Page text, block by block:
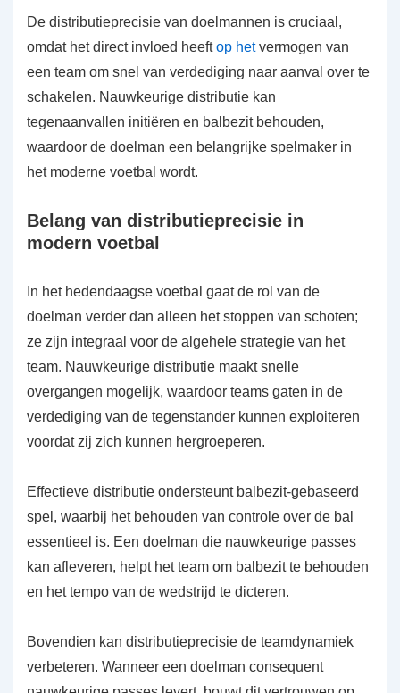
De distributieprecisie van doelmannen is cruciaal,
omdat het direct invloed heeftop hetvermogen van
een team om snel van verdediging naar aanval over te
schakelen. Nauwkeurige distributie kan
tegenaanvallen initiëren en balbezit behouden,
waardoor de doelman een belangrijke spelmaker in
het moderne voetbal wordt.
Belang van distributieprecisie in
modern voetbal
In het hedendaagse voetbal gaat de rol van de
doelman verder dan alleen het stoppen van schoten;
ze zijn integraal voor de algehele strategie van het
team. Nauwkeurige distributie maakt snelle
overgangen mogelijk, waardoor teams gaten in de
verdediging van de tegenstander kunnen exploiteren
voordat zij zich kunnen hergroeperen.
Effectieve distributie ondersteunt balbezit-gebaseerd
spel, waarbij het behouden van controle over de bal
essentieel is. Een doelman die nauwkeurige passes
kan afleveren, helpt het team om balbezit te behouden
en het tempo van de wedstrijd te dicteren.
Bovendien kan distributieprecisie de teamdynamiek
verbeteren. Wanneer een doelman consequent